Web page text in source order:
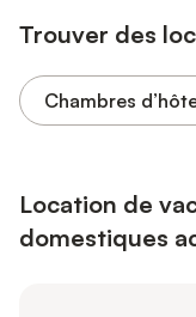
Trouver des
Chambres
Location de
domestiques